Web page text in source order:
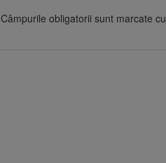
Câmpurile obligatorii sunt marcate cu